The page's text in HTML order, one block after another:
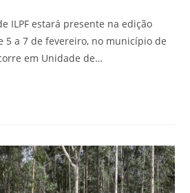
ILPF estará presente na edição
5 a 7 de fevereiro, no município de
em Unidade de…